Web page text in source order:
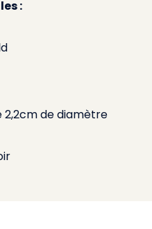
:
2,2cm de diamètre